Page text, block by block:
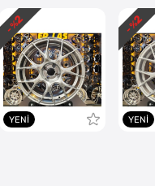
YENI
- %
2
YENI
- %
2